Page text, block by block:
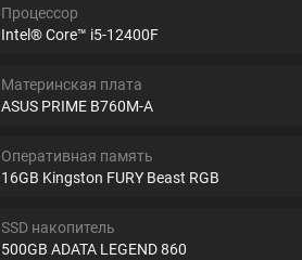
Процессор
Intel® Core™ i5-12400F
Материнская плата
ASUS PRIME B760M-A
Оперативная память
16GB Kingston FURY Beast RGB
SSD накопитель
500GB ADATA LEGEND 860